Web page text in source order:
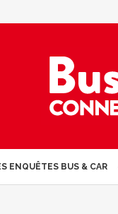
ENQUÊTES BUS & CAR